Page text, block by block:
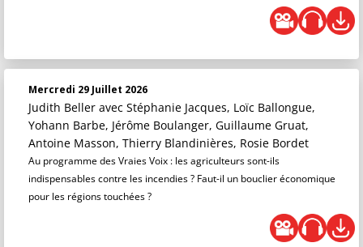
Mercredi 29 Juillet 2026
Judith Beller avec Stéphanie Jacques, Loïc Ballongue,
Yohann Barbe, Jérôme Boulanger, Guillaume Gruat,
Antoine Masson, Thierry Blandinières, Rosie Bordet
Au programme des Vraies Voix : les agriculteurs sont-ils
indispensables contre les incendies ? Faut-il un bouclier économique
pour les régions touchées ?